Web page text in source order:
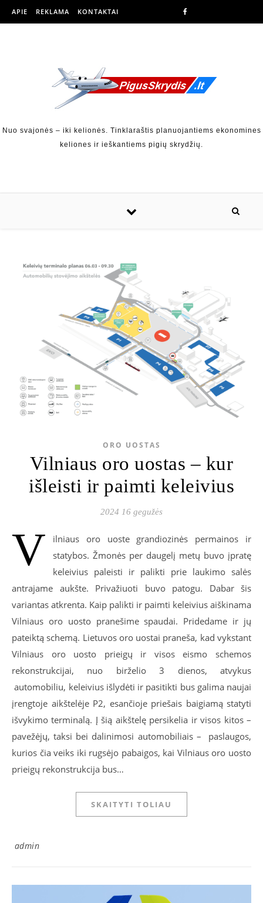
APIE REKLAMA KONTAKTAI
Nuo svajonės – iki kelionės. Tinklaraštis planuojantiems ekonomines
keliones ir ieškantiems pigių skrydžių.
ORO UOSTAS
Vilniaus oro uostas – kur
išleisti ir paimti keleivius
2024 16 gegužės
V
ilniaus oro uoste grandiozinės permainos ir
statybos. Žmonės per daugelį metų buvo įpratę
keleivius paleisti ir palikti prie laukimo salės
antrajame aukšte. Privažiuoti buvo patogu. Dabar šis
variantas atkrenta. Kaip palikti ir paimti keleivius aiškinama
Vilniaus oro uosto pranešime spaudai. Pridedame ir jų
pateiktą schemą. Lietuvos oro uostai praneša, kad vykstant
Vilniaus oro uosto prieigų ir visos eismo schemos
rekonstrukcijai, nuo birželio 3 dienos, atvykus
automobiliu, keleivius išlydėti ir pasitikti bus galima naujai
įrengtoje aikštelėje P2, esančioje priešais baigiamą statyti
išvykimo terminalą. Į šią aikštelę persikelia ir visos kitos –
pavežėjų, taksi bei dalinimosi automobiliais – paslaugos,
kurios čia veiks iki rugsėjo pabaigos, kai Vilniaus oro uosto
prieigų rekonstrukcija bus…
SKAITYTI TOLIAU
admin